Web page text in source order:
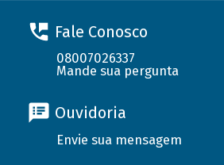
Fale Conosco
08007026337
Mande sua pergunta
Ouvidoria
Envie sua mensagem